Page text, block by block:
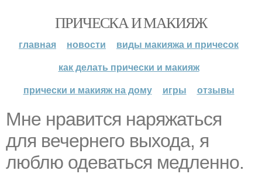
ПРИЧЕСКА И МАКИЯЖ
главная новости
виды макияжа и причесок
как делать прически и макияж
прически и макияж на дому
игры отзывы
Мне нравится наряжаться
для вечернего выхода, я
люблю одеваться медленно.